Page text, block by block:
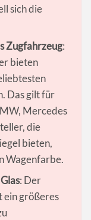
sich die
Zugfahrzeug:
bieten
Das gilt für
Mercedes
die
bieten,
Wagenfarbe.
: Der
ein größeres